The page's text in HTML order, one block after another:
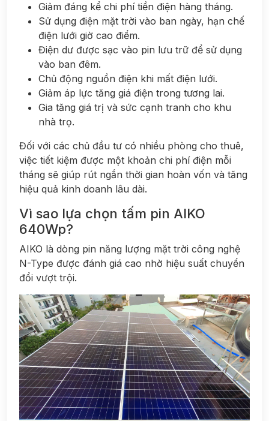
Giảm đáng kể chi phí tiền điện hàng tháng.
Sử dụng điện mặt trời vào ban ngày, hạn chế
điện lưới giờ cao điểm.
Điện dư được sạc vào pin lưu trữ để sử dụng
vào ban đêm.
Chủ động nguồn điện khi mất điện lưới.
Giảm áp lực tăng giá điện trong tương lai.
Gia tăng giá trị và sức cạnh tranh cho khu
nhà trọ.
Đối với các chủ đầu tư có nhiều phòng cho thuê,
việc tiết kiệm được một khoản chi phí điện mỗi
tháng sẽ giúp rút ngắn thời gian hoàn vốn và tăng
hiệu quả kinh doanh lâu dài.
Vì sao lựa chọn tấm pin AIKO
640Wp?
AIKO là dòng pin năng lượng mặt trời công nghệ
N-Type được đánh giá cao nhờ hiệu suất chuyển
đổi vượt trội.